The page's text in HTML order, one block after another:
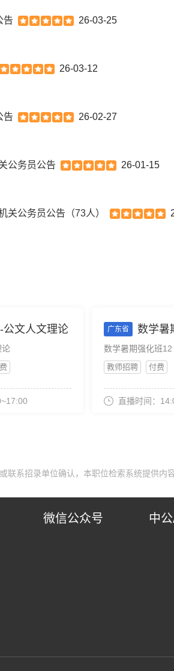
告 26-03-25
26-03-12
告 26-02-27
公务员公告 26-01-15
关公务员公告（73人）
公文人文理论
论
广东省 数学暑
数学暑期强化班12
教师招聘 付费
直播时间：
系招录单位确认，本职位检索系统提供内容
微信公众号 中